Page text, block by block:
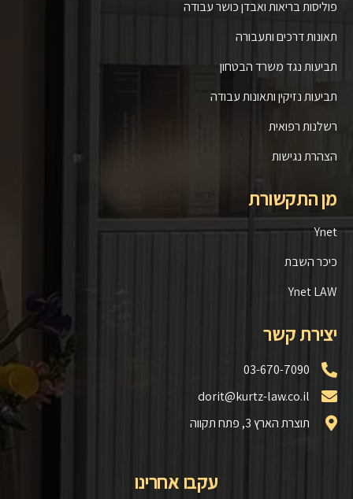
פוליסות בריאות ואבדן כושר עבודה
תאונות דרכים ותעבורה
תביעות נגד משרד הבטחון
תביעות נזיקין ותאונות עבודה
רשלנות רפואית
הצהרת נגישות
מן התקשורת
Ynet
כיכר השבת
Ynet LAW
יצירת קשר
03-670-7090
dorit@kurtz-law.co.il
תוצרת הארץ 3, פתח תקווה
עקבו אחרינו